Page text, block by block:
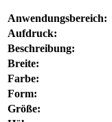
Anwendungsbereich:
Aufdruck:
Beschreibung:
Breite:
Farbe:
Form:
Größe: